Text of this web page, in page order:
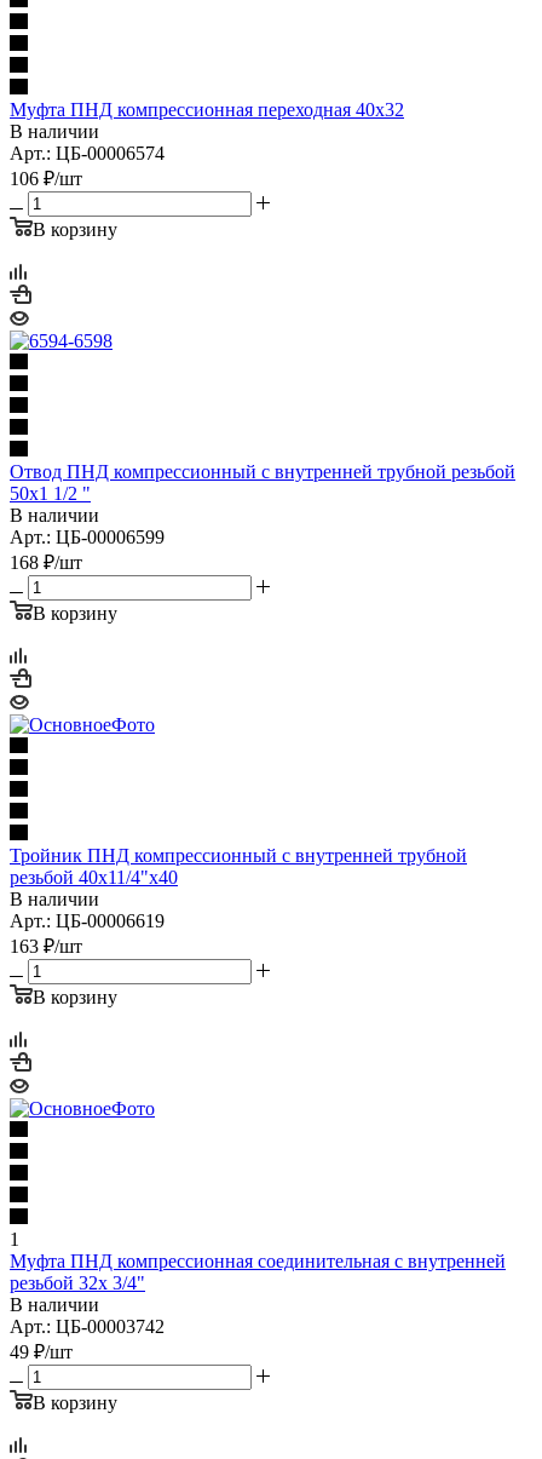
Муфта ПНД компрессионная переходная 40х32
В наличии
Арт.: ЦБ-00006574
106 ₽/шт
В корзину
Отвод ПНД компрессионный с внутренней трубной резьбой
50х1 1/2 "
В наличии
Арт.: ЦБ-00006599
168 ₽/шт
В корзину
Тройник ПНД компрессионный с внутренней трубной
резьбой 40х11/4"х40
В наличии
Арт.: ЦБ-00006619
163 ₽/шт
В корзину
1
Муфта ПНД компрессионная соединительная с внутренней
резьбой 32х 3/4"
В наличии
Арт.: ЦБ-00003742
49 ₽/шт
В корзину